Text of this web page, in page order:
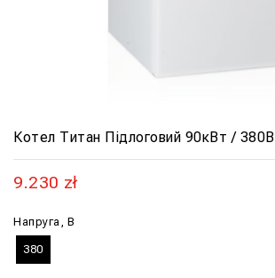
Котел Титан Підлоговий 90кВт / 380В
9.230 zł
Напруга, В
380